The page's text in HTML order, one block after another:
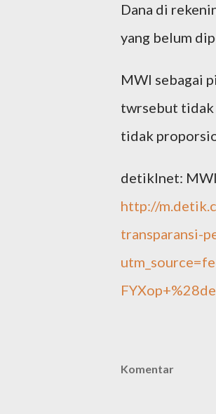
Dana di
yang belum
MWI sebagai
twrsebut tidak
tidak
detikInet:
http://
transparansi-
Komentar